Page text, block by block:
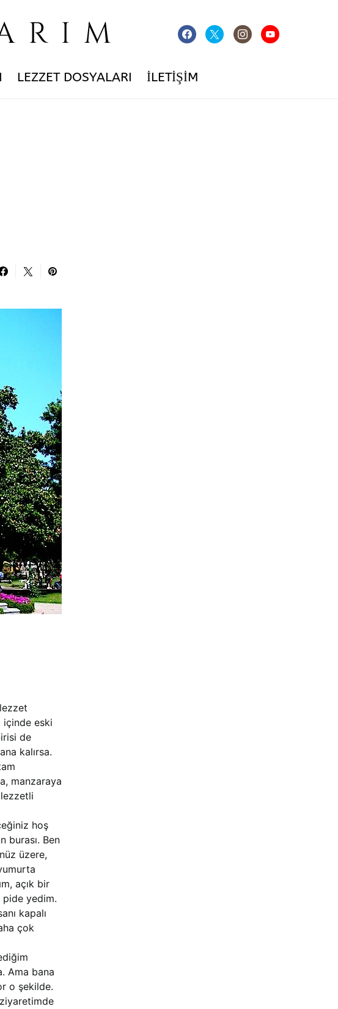
LEZZET DOSYALARI İLETIŞIM
içinde eski
de
kalırsa.
manzaraya
hoş
burası. Ben
üzere,
açık bir
pide yedim.
kapalı
çok
Ama bana
o şekilde.